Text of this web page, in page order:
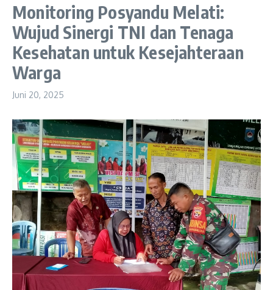
Monitoring Posyandu Melati:
Wujud Sinergi TNI dan Tenaga
Kesehatan untuk Kesejahteraan
Warga
Juni 20, 2025